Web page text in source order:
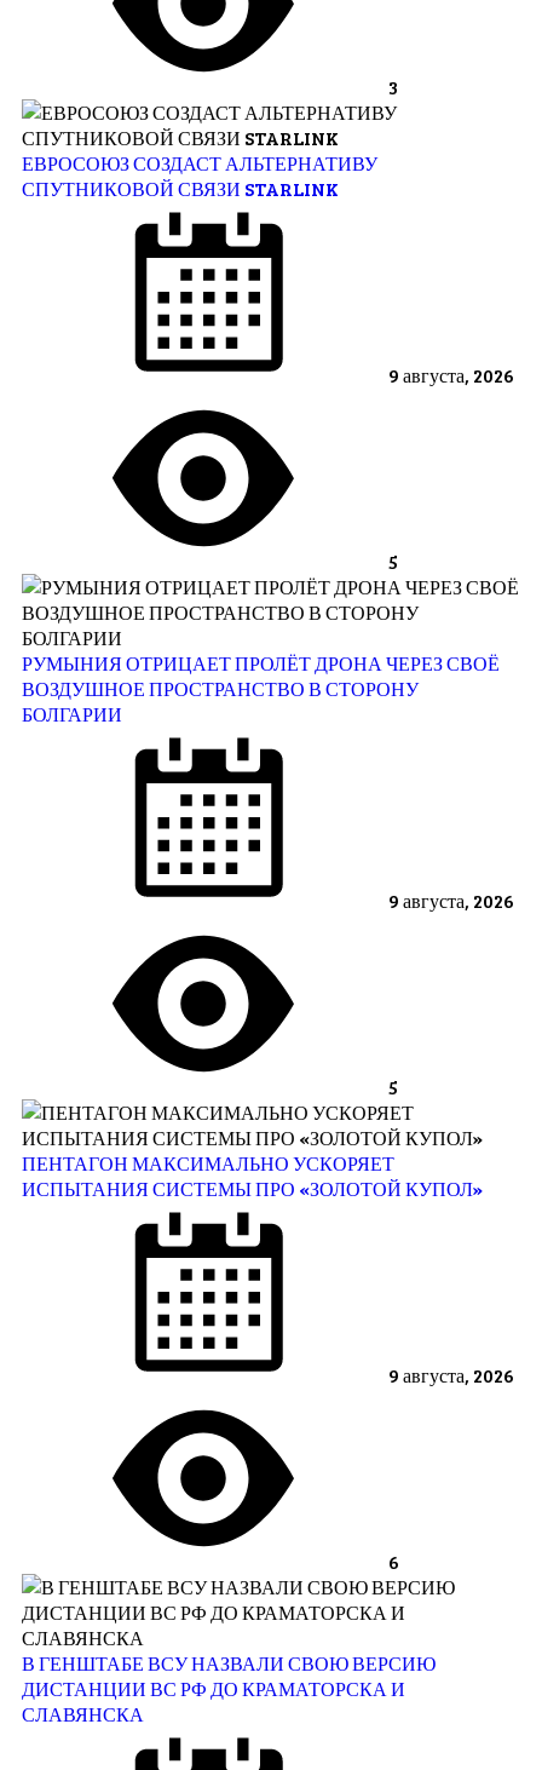
3
ЕВРОСОЮЗ СОЗДАСТ АЛЬТЕРНАТИВУ
СПУТНИКОВОЙ СВЯЗИ STARLINK
9 августа, 2026
5
РУМЫНИЯ ОТРИЦАЕТ ПРОЛЁТ ДРОНА ЧЕРЕЗ СВОЁ
ВОЗДУШНОЕ ПРОСТРАНСТВО В СТОРОНУ
БОЛГАРИИ
9 августа, 2026
5
ПЕНТАГОН МАКСИМАЛЬНО УСКОРЯЕТ
ИСПЫТАНИЯ СИСТЕМЫ ПРО «ЗОЛОТОЙ КУПОЛ»
9 августа, 2026
6
В ГЕНШТАБЕ ВСУ НАЗВАЛИ СВОЮ ВЕРСИЮ
ДИСТАНЦИИ ВС РФ ДО КРАМАТОРСКА И
СЛАВЯНСКА